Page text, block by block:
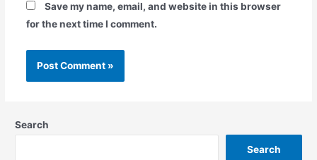
Save my name, email, and website in this browser
for the next time I comment.
Search
Search